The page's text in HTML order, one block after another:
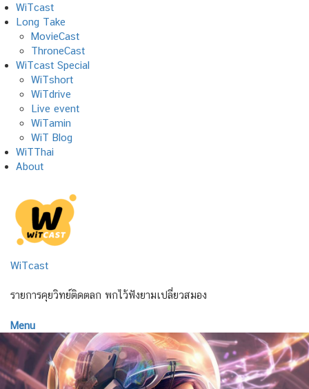
Skip
to
content
WiTcast
Long Take
MovieCast
ThroneCast
WiTcast Special
WiTshort
WiTdrive
Live event
WiTamin
WiT Blog
WiTThai
About
WiTcast
รายการคุยวิทย์ติดตลก พกไว้ฟังยามเปลี่ยวสมอง
Menu